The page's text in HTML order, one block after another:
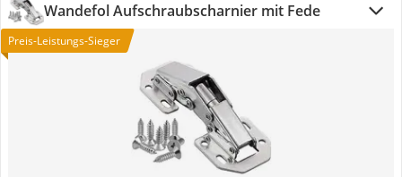
Wandefol Aufschraubscharnier mit Fede
Preis-Leistungs-Sieger